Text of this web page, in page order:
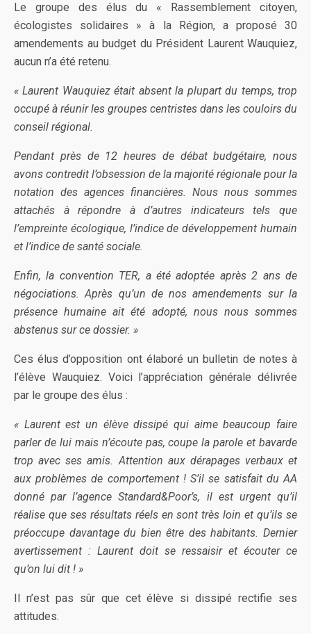
Le groupe des élus du « Rassemblement citoyen,
écologistes solidaires » à la Région, a proposé 30
amendements au budget du Président Laurent Wauquiez,
aucun n’a été retenu.
« Laurent Wauquiez était absent la plupart du temps, trop
occupé à réunir les groupes centristes dans les couloirs du
conseil régional.
Pendant près de 12 heures de débat budgétaire, nous
avons contredit l’obsession de la majorité régionale pour la
notation des agences financières. Nous nous sommes
attachés à répondre à d’autres indicateurs tels que
l’empreinte écologique, l’indice de développement humain
et l’indice de santé sociale.
Enfin, la convention TER, a été adoptée après 2 ans de
négociations. Après qu’un de nos amendements sur la
présence humaine ait été adopté, nous nous sommes
abstenus sur ce dossier. »
Ces élus d’opposition ont élaboré un bulletin de notes à
l’élève Wauquiez. Voici l’appréciation générale délivrée
par le groupe des élus :
« Laurent est un élève dissipé qui aime beaucoup faire
parler de lui mais n’écoute pas, coupe la parole et bavarde
trop avec ses amis. Attention aux dérapages verbaux et
aux problèmes de comportement ! S’il se satisfait du AA
donné par l’agence Standard&Poor’s, il est urgent qu’il
réalise que ses résultats réels en sont très loin et qu’ils se
préoccupe davantage du bien être des habitants. Dernier
avertissement : Laurent doit se ressaisir et écouter ce
qu’on lui dit ! »
Il n’est pas sûr que cet élève si dissipé rectifie ses
attitudes.